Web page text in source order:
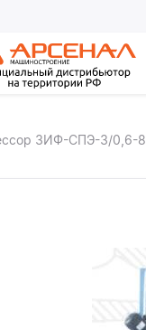
ЗИФ-СПЭ-3/0,6-8